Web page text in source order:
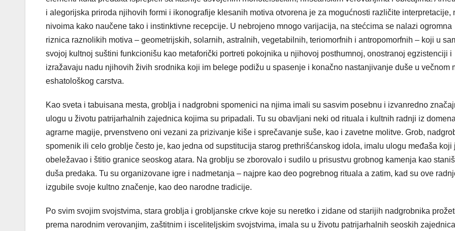
i alegorijska priroda njihovih formi i ikonografije klesanih motiva otvorena je za mogućnosti različite interpretacije,
nivoima kako naučene tako i instinktivne recepcije. U nebrojeno mnogo varijacija, na stećcima se nalazi ogromna
riznica raznolikih motiva – geometrijskih, solarnih, astralnih, vegetabilnih, teriomorfnih i antropomorfnih – koji u
svojoj kultnoj suštini funkcionišu kao metaforički portreti pokojnika u njihovoj posthumnoj, onostranoj egzistenciji i
izražavaju nadu njihovih živih srodnika koji im belege podižu u spasenje i konačno nastanjivanje duše u večnom
eshatološkog carstva.
Kao sveta i tabuisana mesta, groblja i nadgrobni spomenici na njima imali su sasvim posebnu i izvanredno
ulogu u životu patrijarhalnih zajednica kojima su pripadali. Tu su obavljani neki od rituala i kultnih radnji iz domena
agrarne magije, prvenstveno oni vezani za prizivanje kiše i sprečavanje suše, kao i zavetne molitve. Grob,
spomenik ili celo groblje često je, kao jedna od supstitucija starog prethrišćanskog idola, imalu ulogu međaša koji
obeležavao i štitio granice seoskog atara. Na groblju se zborovalo i sudilo u prisustvu grobnog kamenja kao
duša predaka. Tu su organizovane igre i nadmetanja – najpre kao deo pogrebnog rituala a zatim, kad su ove
izgubile svoje kultno značenje, kao deo narodne tradicije.
Po svim svojim svojstvima, stara groblja i grobljanske crkve koje su neretko i zidane od starijih nadgrobnika
prema narodnim verovanjim, zaštitnim i isceliteljskim svojstvima, imala su u životu patrijarhalnih seoskih zajednica